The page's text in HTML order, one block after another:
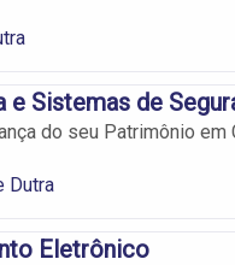
e Sistemas de
do seu Patrimônio
Dutra
Eletrônico